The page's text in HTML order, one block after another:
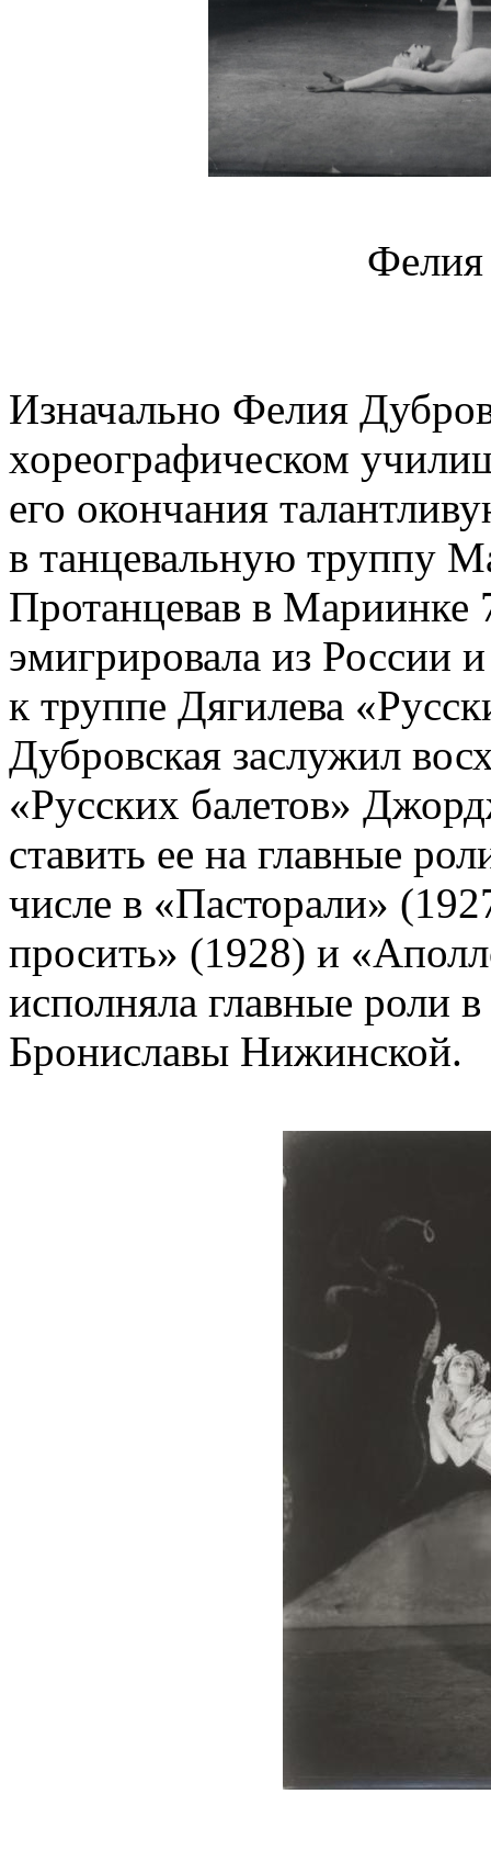
Фелия
Изначально Фелия
хореографическом
его окончания
в танцевальную труппу
Протанцевав в Мариинке
эмигрировала из России
к труппе Дягилева
Дубровская заслужил
«Русских балетов»
ставить ее на главные
числе в «Пасторали»
просить» (1928) и
исполняла главные роли
Брониславы Нижинской.